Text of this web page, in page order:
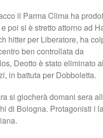
il Parma Clima ha
poi si è stretto attorno ad
hitter per Liberatore, ha
ben controllata da
Deotto è stato eliminato
in battuta per Dobboletta.
si giocherà domani sera
di Bologna. Protagonisti i